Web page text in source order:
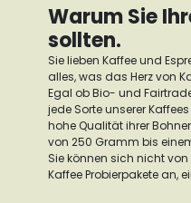
Warum Sie
sollten.
Sie lieben Kaffee und
alles, was das Herz von
Egal ob Bio- und
jede Sorte unserer
hohe Qualität ihrer
von 250 Gramm bis
Sie können sich nicht
Kaffee Probierpakete an,